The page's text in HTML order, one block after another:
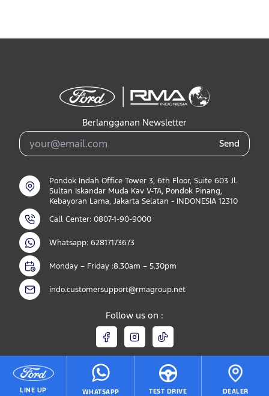
Berlangganan Newsletter
Send
Pondok Indah Office Tower 3, 6th Floor, Suite 603 Jl.
Sultan Iskandar Muda Kav V-TA, Pondok Pinang,
Kebayoran Lama, Jakarta Selatan - INDONESIA 12310
Call Center: 0807-1-90-9000
Whatsapp: 62817173673
Monday – Friday :8.30am – 5.30pm
indo.customersupport@rmagroup.net
Follow us on :
© 2026 PT. Mitra Bisnis. All rights reserved.
LINE UP WHATSAPP TEST DRIVE DEALER